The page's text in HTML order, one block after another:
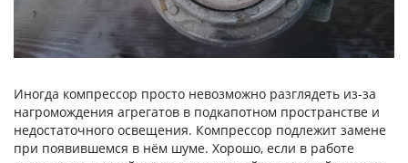
Иногда компрессор просто невозможно разглядеть из-за
нагромождения агрегатов в подкапотном пространстве и
недостаточного освещения. Компрессор подлежит замене
при появившемся в нём шуме. Хорошо, если в работе